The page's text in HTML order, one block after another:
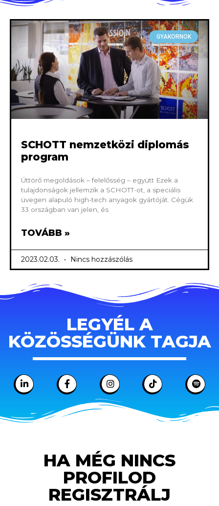
GYAKORNOK
SCHOTT nemzetközi diplomás
program
Úttörő megoldások – felelősség – együtt Ezek a
tulajdonságok jellemzik a SCHOTT-ot, a speciális
üvegen alapuló high-tech anyagok gyártóját. Cégük
33 országban van jelen, és
TOVÁBB »
2023.02.03. Nincs hozzászólás
LEGYÉL A
KÖZÖSSÉGÜNK TAGJA
HA MÉG NINCS
PROFILOD
REGISZTRÁLJ